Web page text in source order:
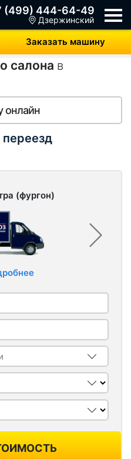
(499) 444-64-49
Заказать машину
Дзержинский
салона в
онлайн
переезд
(фургон)